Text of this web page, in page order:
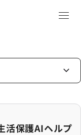
活保護AIヘルプ
保護AIヘルプデス